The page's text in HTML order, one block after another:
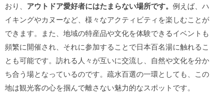
おり、 アウトドア愛好者にはたまらない場所です。 例えば、ハ
イキングやカヌーなど、様々なアクティビティを楽しむことが
できます。また、地域の特産品や文化を体験できるイベントも
頻繁に開催され、それに参加することで日本百名湯に触れるこ
とも可能です。訪れる人々が互いに交流し、自然や文化を分か
ち合う場となっているのです。疏水百選の一環としても、この
地は観光客の心を掴んで離さない魅力的なスポットです。